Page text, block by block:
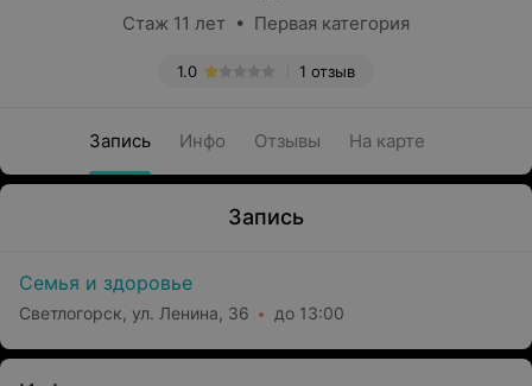
Стаж 11 лет • Первая категория
1 отзыв
1.0
Запись Инфо Отзывы На карте
Запись
Семья и здоровье
Светлогорск, ул. Ленина, 36 до 13:00